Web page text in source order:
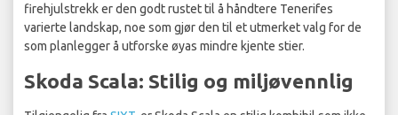
firehjulstrekk er den godt rustet til å håndtere Tenerifes
varierte landskap, noe som gjør den til et utmerket valg for de
som planlegger å utforske øyas mindre kjente stier.
Skoda Scala: Stilig og miljøvennlig